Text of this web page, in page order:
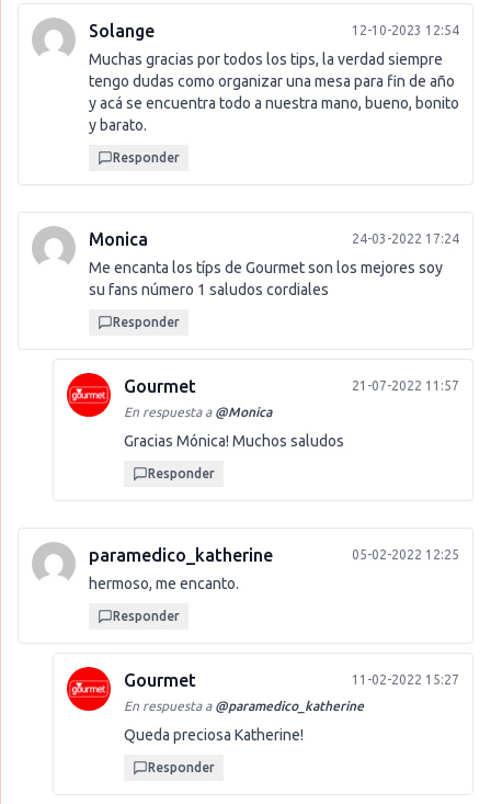
Solange 12-10-2023 12:54
Muchas gracias por todos los tips, la verdad siempre
tengo dudas como organizar una mesa para fin de año
y acá se encuentra todo a nuestra mano, bueno, bonito
y barato.
Responder
Monica 24-03-2022 17:24
Me encanta los típs de Gourmet son los mejores soy
su fans número 1 saludos cordiales
Responder
Gourmet
21-07-2022 11:57
En respuesta a @Monica
Gracias Mónica! Muchos saludos
Responder
paramedico_katherine 05-02-2022 12:25
hermoso, me encanto.
Responder
Gourmet
11-02-2022 15:27
En respuesta a @paramedico_katherine
Queda preciosa Katherine!
Responder